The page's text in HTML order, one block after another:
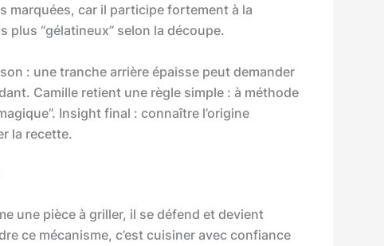
marquées, car il participe fortement à la
plus “gélatineux” selon la découpe.
: une tranche arrière épaisse peut demander
Camille retient une règle simple : à méthode
Insight final : connaître l’origine
la recette.
une pièce à griller, il se défend et devient
ce mécanisme, c’est cuisiner avec confiance